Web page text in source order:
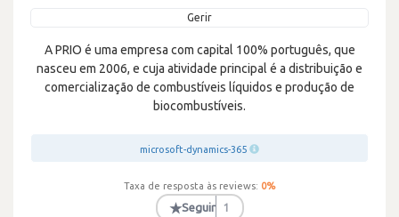
Gerir
A PRIO é uma empresa com capital 100% português, que
nasceu em 2006, e cuja atividade principal é a distribuição e
comercialização de combustíveis líquidos e produção de
biocombustíveis.
microsoft-dynamics-365
Taxa de resposta às reviews: 0%
★Seguir 1